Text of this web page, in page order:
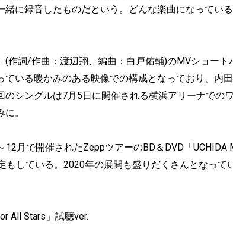
に録音したものだという。どんな楽曲になってい
(作詞/作曲：渡辺翔、編曲：白戸佑輔)のMVショート
いる暖かみのある映像での構成となっており、内
のシングルは7月5日に開催される横浜アリーナでの
。
月で開催されたZeppツアーのBD＆DVD「UCHIDA
もしている。2020年の展開も盛りだくさんとなって
All Stars」試聴ver.